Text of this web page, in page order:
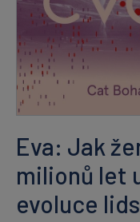
Eva: Jak
milionů let
evoluce